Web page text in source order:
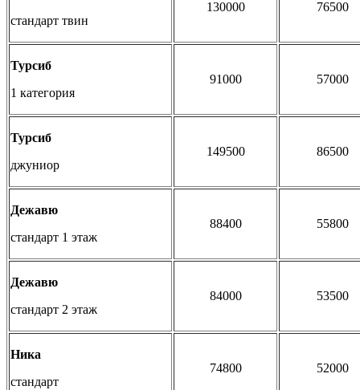
стандарт твин
130000 76500
Турсиб
1 категория
91000 57000
Турсиб
джуниор
149500 86500
Дежавю
стандарт 1 этаж
88400 55800
Дежавю
стандарт 2 этаж
84000 53500
Ника
стандарт
74800 52000